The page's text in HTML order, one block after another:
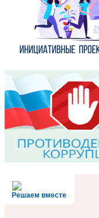
Решаем вместе